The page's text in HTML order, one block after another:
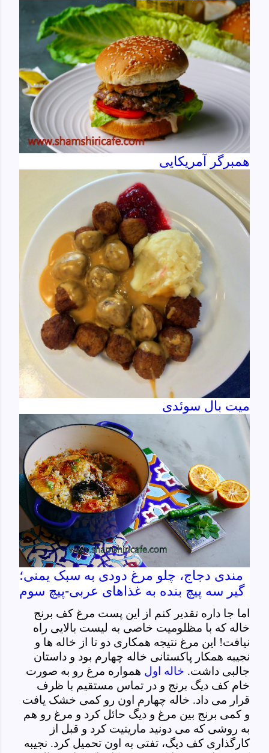
همبرگر آمریکایی
میت بال سوئدی
مندی دجاج، چلو مرغ دودی به سبک یمنی؛
گیر سه پیچ بنده به غذاهای عربی-پیچ سوم
اما جا داره تقدیر کنم از این پست مرغ کف برنج
خاله که با مظلومیت خاصی به لیست بالایی راه
نیافت! این مرغ نتیجه همکاری دو تا از خاله ها و
نجیبه همکار پاکستانی خاله چهارم بود و داستان
جالبی داشت. خاله اول همواره مرغ رو به صورت
خام کف دیگ برنج و در تماس مستقیم با ظرف
قرار می داد. خاله چهارم اون رو کمی خشک یافت
و کمی برنج بین مرغ و دیگ حائل کرد و مرغ رو هم
به روشی که می دونید مارینیت کرد و قبل از
کارگذاری کف دیگ، تفتی به اون تحمیل کرد. نجیبه